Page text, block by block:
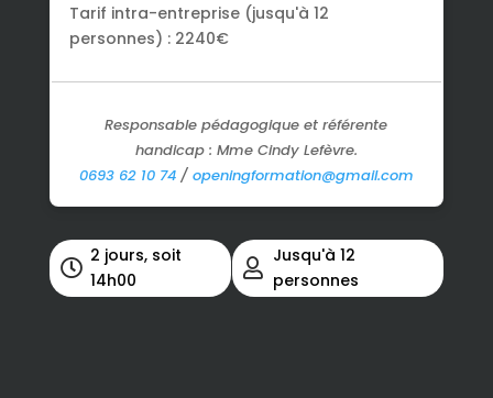
Tarif intra-entreprise (jusqu'à 12
personnes) : 2240€
Responsable pédagogique et référente
handicap : Mme Cindy Lefèvre.
0693 62 10 74/ openingformation@gmail.com

2 jours, soit
14h00

Jusqu'à 12
personnes